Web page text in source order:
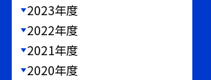
2023年度
2022年度
2021年度
2020年度